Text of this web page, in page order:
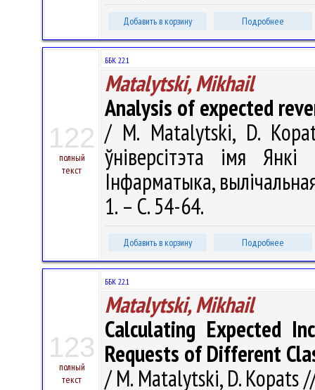
Добавить в корзину Подробнее
122
полный
текст
ББК 22.1
Matalytski, Mikhail
Analysis of expected
/ M. Matalytski, D.
ўніверсітэта імя
Інфарматыка,
1. – С. 54-64.
Добавить в корзину Подробнее
123
полный
текст
ББК 22.1
Matalytski, Mikhail
Calculating Expected
Requests of Different
/ M. Matalytski, D. Kopats